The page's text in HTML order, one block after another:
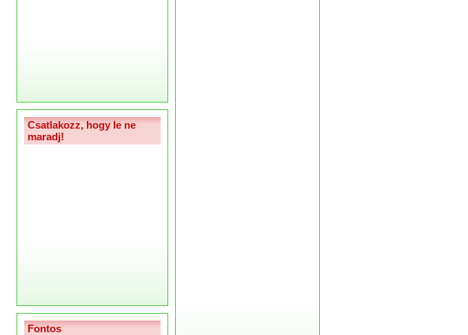
Csatlakozz, hogy le ne
maradj!
Fontos